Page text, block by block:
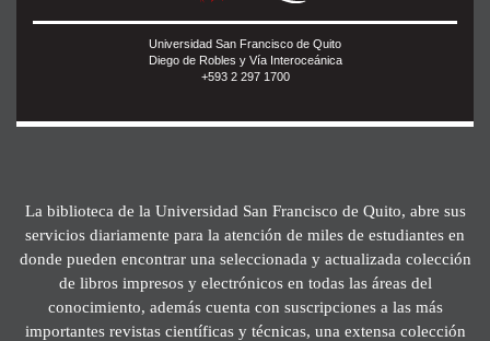
Universidad San Francisco de Quito
Diego de Robles y Vía Interoceánica
+593 2 297 1700
La biblioteca de la Universidad San Francisco de Quito, abre sus
servicios diariamente para la atención de miles de estudiantes en
donde pueden encontrar una seleccionada y actualizada colección
de libros impresos y electrónicos en todas las áreas del
conocimiento, además cuenta con suscripciones a las más
importantes revistas científicas y técnicas, una extensa colección